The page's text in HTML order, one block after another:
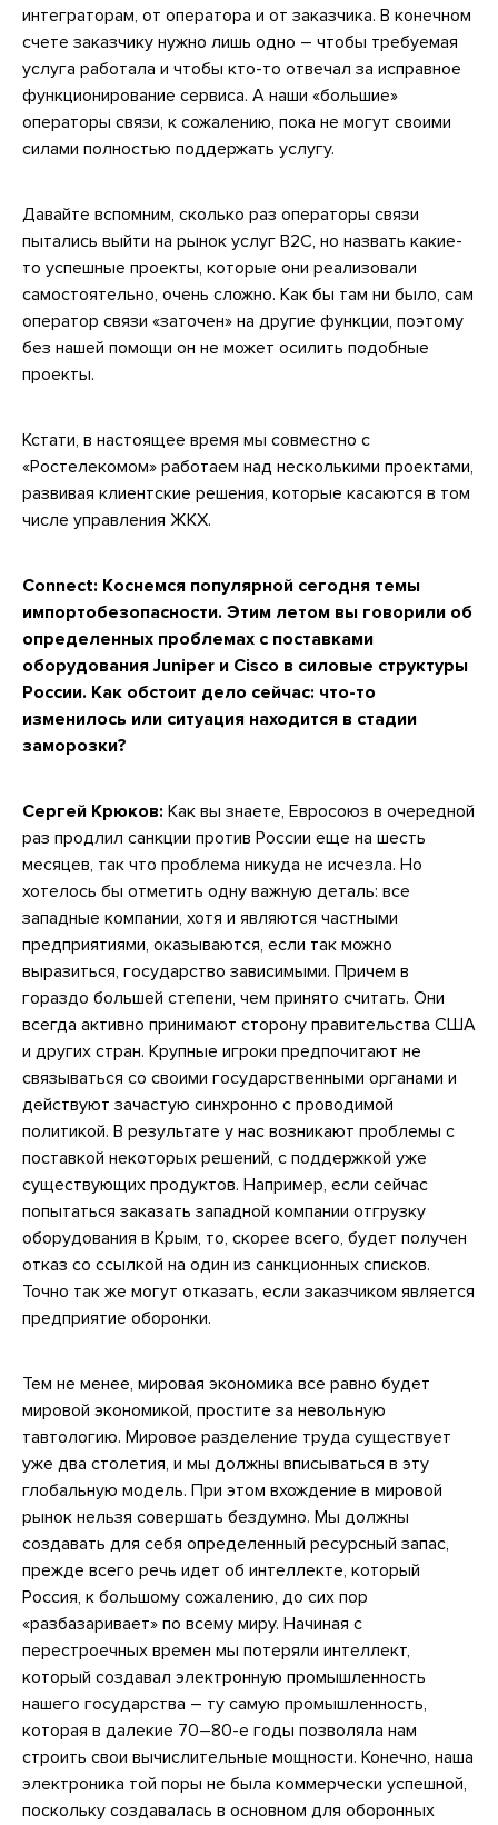
интеграторам, от оператора и от заказчика. В конечном
счете заказчику нужно лишь одно – чтобы требуемая
услуга работала и чтобы кто-то отвечал за исправное
функционирование сервиса. А наши «большие»
операторы связи, к сожалению, пока не могут своими
силами полностью поддержать услугу.
Давайте вспомним, сколько раз операторы связи
пытались выйти на рынок услуг B2C, но назвать какие-
то успешные проекты, которые они реализовали
самостоятельно, очень сложно. Как бы там ни было, сам
оператор связи «заточен» на другие функции, поэтому
без нашей помощи он не может осилить подобные
проекты.
Кстати, в настоящее время мы совместно с
«Ростелекомом» работаем над несколькими проектами,
развивая клиентские решения, которые касаются в том
числе управления ЖКХ.
Connect: Коснемся популярной сегодня темы
импортобезопасности. Этим летом вы говорили об
определенных проблемах с поставками
оборудования Juniper и Cisco в силовые структуры
России. Как обстоит дело сейчас: что-то
изменилось или ситуация находится в стадии
заморозки?
Сергей Крюков: Как вы знаете, Евросоюз в очередной
раз продлил санкции против России еще на шесть
месяцев, так что проблема никуда не исчезла. Но
хотелось бы отметить одну важную деталь: все
западные компании, хотя и являются частными
предприятиями, оказываются, если так можно
выразиться, государство зависимыми. Причем в
гораздо большей степени, чем принято считать. Они
всегда активно принимают сторону правительства США
и других стран. Крупные игроки предпочитают не
связываться со своими государственными органами и
действуют зачастую синхронно с проводимой
политикой. В результате у нас возникают проблемы с
поставкой некоторых решений, с поддержкой уже
существующих продуктов. Например, если сейчас
попытаться заказать западной компании отгрузку
оборудования в Крым, то, скорее всего, будет получен
отказ со ссылкой на один из санкционных списков.
Точно так же могут отказать, если заказчиком является
предприятие оборонки.
Тем не менее, мировая экономика все равно будет
мировой экономикой, простите за невольную
тавтологию. Мировое разделение труда существует
уже два столетия, и мы должны вписываться в эту
глобальную модель. При этом вхождение в мировой
рынок нельзя совершать бездумно. Мы должны
создавать для себя определенный ресурсный запас,
прежде всего речь идет об интеллекте, который
Россия, к большому сожалению, до сих пор
«разбазаривает» по всему миру. Начиная с
перестроечных времен мы потеряли интеллект,
который создавал электронную промышленность
нашего государства – ту самую промышленность,
которая в далекие 70–80-е годы позволяла нам
строить свои вычислительные мощности. Конечно, наша
электроника той поры не была коммерчески успешной,
поскольку создавалась в основном для оборонных